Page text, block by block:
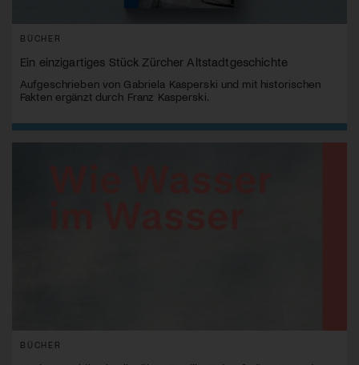
BÜCHER
Ein einzigartiges Stück Zürcher Altstadtgeschichte
Aufgeschrieben von Gabriela Kasperski und mit historischen
Fakten ergänzt durch Franz Kasperski.
BÜCHER